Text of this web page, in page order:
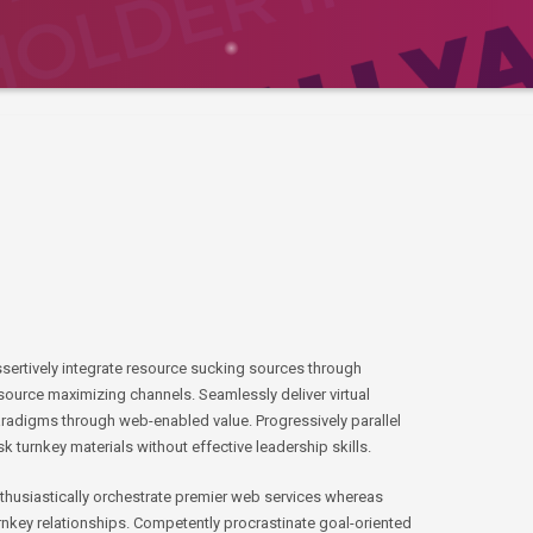
integrate resource sucking sources through
maximizing channels. Seamlessly deliver virtual
through web-enabled value. Progressively parallel
turnkey materials without effective leadership skills.
orchestrate premier web services whereas
relationships. Competently procrastinate goal-oriented